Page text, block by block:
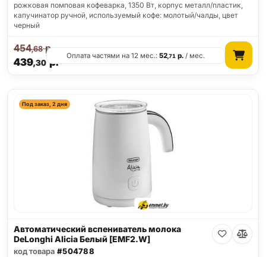
рожковая помповая кофеварка, 1350 Вт, корпус металл/пластик,
капучинатор ручной, используемый кофе: молотый/чалды, цвет
черный
439,30р.
454,68р.
Оплата частями на 12 мес.:52,71 р. / мес.
Под заказ, 2 дня
Автоматический вспениватель молока
DeLonghi Alicia Белый [EMF2.W]
код товара #504788